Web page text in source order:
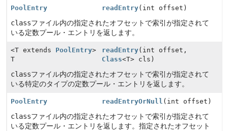
PoolEntry readEntry(int offset)
classファイル内の指定されたオフセットで索引が指定されて
いる定数プール・エントリを返します。
<T extends PoolEntry>
T
readEntry(int offset,
Class<T> cls)
classファイル内の指定されたオフセットで索引が指定されて
いる特定のタイプの定数プール・エントリを返します。
PoolEntry readEntryOrNull (int offset)
classファイル内の指定されたオフセットで索引が指定されて
いる定数プール・エントリを返します。指定されたオフセット